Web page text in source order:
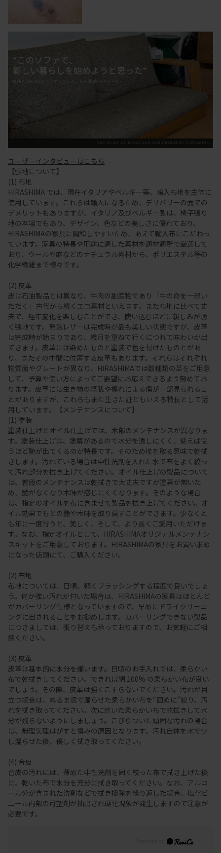
ユーザーインタビューはこちら
【張地について】
(1) 布地
HIRASHIMA では、現在イタリアやベルギー等、輸入布地を主体に
使用しています。これらは輸入になるため、デリバリーの面での
デメリットもありますが、イタリア及びベルギー製は、椅子張り
地の本場でもあり、デザイン、色などの美しさに優れており、
HIRASHIMAの家具に調和しやすいため、あえて輸入布にこだわっ
ています。家具の特長や用途に適した素材を適材適所で厳選して
おり、ウールや麻などのナチュラル素材から、ポリエステル等の
化学繊維まで様々です。
(2) 皮革
皮は石油製品とは異なり、牛肉の副産物であり「牛の命を一部い
ただく」古代から続くエコ素材といえます。また布地に比べて丈
夫で、経年変化を楽しむことができ、使い込むほどに親しみが湧
く張地です。発泡レザーは完成時が最も美しい状態ですが、皮革
は完成時が始まりであり、歳月を重ねて行くにつれて味わいが出
てきます。皮革には染めたものと塗装で色を付けたものとがあ
り、またその中間に位置する皮革もあります。それらはそれぞれ
物質面やグレードが異なり、HIRASHIMAでは数種類の革をご用意
して、予算や使い方によってご要望にお応えできるよう努めてお
ります。皮革には生き物の怪我や擦れによる傷が一部見られるこ
とがありますが、これらもまた生きた証ともいえる特長として活
用しています。【メンテナンスについて】
(1) 塗装
塗装仕上げとオイル仕上げでは、木部のメンテナンスが異なりま
す。塗装仕上げは、塗幕があるので水分を透しにくく、使えば使
うほど艶が出てくるのが特長です。そのため埃を取る意味で乾拭
きします。汚れている場合は中性洗剤を入れた水で布をよく絞っ
て汚れ部分を拭き上げてください。オイル仕上げの製品について
は、普段のメンテナンスは乾拭きで大丈夫ですが塗幕が無いた
め、艶がなくなり木味が感じにくくなります。そのような場合
は、指定のオイルを布に含ませて製品を拭き上げてください。オ
イル効果でもとの艶や木味を取り戻すことができます。少なくと
も年に一度行うと、美しく、そして、より長くご愛用いただけま
す。なお、指定オイルとして、HIRASHIMAオリジナルメンテナン
スキットをご用意しております。HIRASHIMAの家具をお買い求め
になった店頭にて、ご購入ください。
(2) 布地
布地については、日頃、軽くブラッシングする程度で良いでしょ
う。何か強い汚れが付いた場合は、HIRASHIMAの家具はほとんど
がカバーリング仕様となっていますので、早めにドライクリーニ
ングに出されることをお勧めします。カバーリングできない製品
につきましては、張り替えも承っておりますので、お気軽にご相
談ください。
(3) 皮革
皮革は基本的に水分を嫌います。日頃のお手入れでは、柔らかい
布で乾拭きしてください。できれば綿 100% の柔らかい布が良い
でしょう。その際、皮革は強くこすらないでください。汚れが目
立つ場合は、ぬるま湯で湿らせた柔らかい布を“固めに”絞り、汚
れを拭き取ってください。次に乾いた柔らかい布で乾拭きして水
分が残らないようにしましょう。こびりついた頑固な汚れの場合
は、無理矢理はがすと傷みの原因となります。汚れ自体を水で少
し湿らせた後、優しく拭き取ってください。
(4) 合皮
合皮の汚れには、薄めた中性洗剤を固く絞った布で拭き上げた後
に、乾いた布で水分を充分に拭き取ってください。なお、アルコ
ール分が含まれた洗剤などで拭き掃除を繰り返した場合、塩化ビ
ニール内部の可塑剤が抽出され硬化現象が発生しますので注意が
必要です。